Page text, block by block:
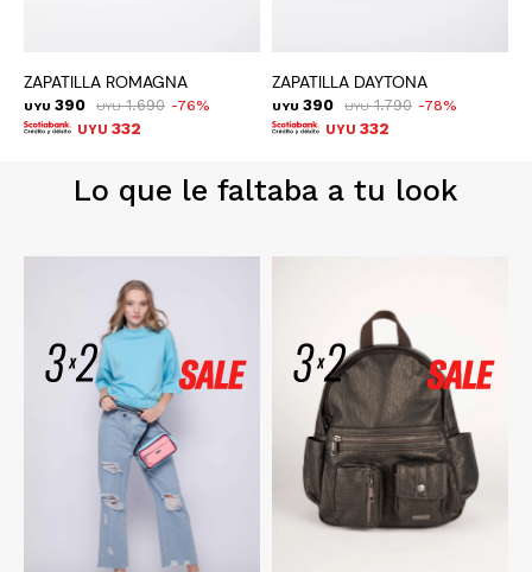
ZAPATILLA ROMAGNA
UYU 390 UYU 1.690 76
UYU 332
ZAPATILLA DAYTONA
UYU 390 UYU 1.790 78
UYU 332
Lo que le faltaba a tu look